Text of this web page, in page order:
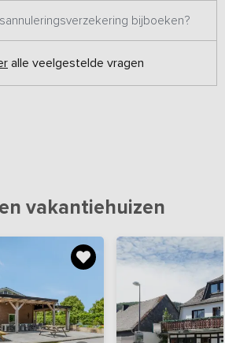
bijboeken?
alle veelgestelde vragen
vakantiehuizen